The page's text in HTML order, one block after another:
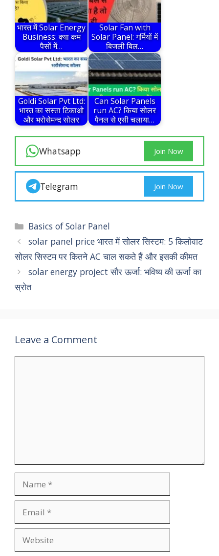
भारत में Solar Energy
Business: क्या कम
पैसों में…
Solar Fan with
Solar Panel: गर्मियों में
बिजली बिल…
Goldi Solar Pvt Ltd:
भारत का सस्ता टिकाओ
और भरोसेमन्द सोलर
Can Solar Panels
run AC? किया सोलर
पैनल से एसी चलाया…
Whatsapp Join Now
Telegram Join Now
Categories
Basics of Solar Panel
solar panel price भारत में सोलर सिस्टम: 5 किलोवाट
सोलर सिस्टम पर कितने AC चाल सकते हैं और इसकी कीमत
solar energy project सौर ऊर्जा: भविष्य की ऊर्जा का
स्रोत
Leave a Comment
Name
Email
Website